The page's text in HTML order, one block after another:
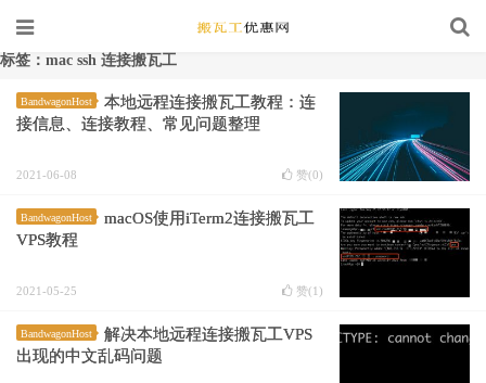
标签：mac ssh 连接搬瓦工
BandwagonHost
本地远程连接搬瓦工教程：连
接信息、连接教程、常见问题整理
2021-06-08 赞(0)
BandwagonHost
macOS使用iTerm2连接搬瓦工
VPS教程
2021-05-25 赞(1 )
BandwagonHost
解决本地远程连接搬瓦工VPS
出现的中文乱码问题